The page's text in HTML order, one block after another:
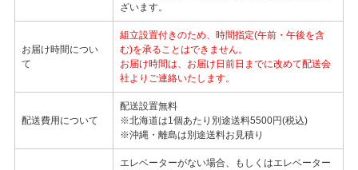
ざいます。
お届け時間につい
て
組立設置付きのため、時間指定(午前・午後を含
む)を承ることはできません。
お届け時間は、お届け日前日までに改めて配送会
社よりご連絡いたします。
配送費用について
配送設置無料
※北海道は1個あたり別途送料5500円(税込)
※沖縄・離島は別途送料お見積り
エレベーターがない場合、もしくはエレベーター